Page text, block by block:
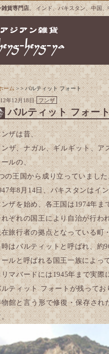
雑貨専門店。 インド、パキスタン、中国
ーム> > バルティット フォート
年12月18日
フンザ
バルティット フォー
ンザは昔、
ンザ、ナガル、ギルギット、ア
ールの、
の王国から成り立っていました
年8月14日、パキスタンはイ
ンザを始め、各王国は1974年ま
れぞれの国王により自治が行わ
在旅行者の拠点となっている町
時はバルティットと呼ばれ、約
ールと呼ばれる国王一族によっ
リマバードには1945年まで実
ルティット フォートが残ってお
物館と言う形で修復・保存され
。